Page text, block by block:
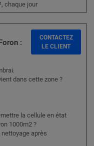
chaque jour
:
dans cette zone ?
la cellule en état
1000m2 ?
nettoyage après
CONTACTEZ
LE CLIENT